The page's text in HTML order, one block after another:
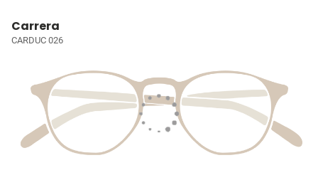
Carrera
CARDUC 026